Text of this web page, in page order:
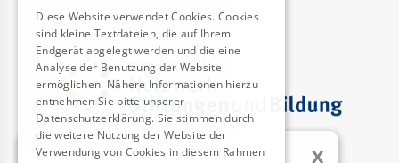
x
Diese Website verwendet Cookies. Cookies
sind kleine Textdateien, die auf Ihrem
Endgerät abgelegt werden und die eine
Analyse der Benutzung der Website
ermöglichen. Nähere Informationen hierzu
entnehmen Sie bitte unserer
Datenschutzerklärung. Sie stimmen durch
die weitere Nutzung der Website der
Verwendung von Cookies in diesem Rahmen